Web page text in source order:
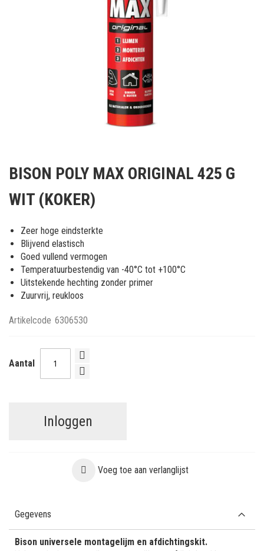
het
van
afbeeldingen-
gallerij
BISON POLY MAX ORIGINAL 425 G
WIT (KOKER)
Zeer hoge eindsterkte
Blijvend elastisch
Goed vullend vermogen
Temperatuurbestendig van -40°C tot +100°C
Uitstekende hechting zonder primer
Zuurvrij, reukloos
Artikelcode 6306530
Aantal
Inloggen
Voeg toe aan verlanglijst
Gegevens
Bison universele montagelijm en afdichtingskit.